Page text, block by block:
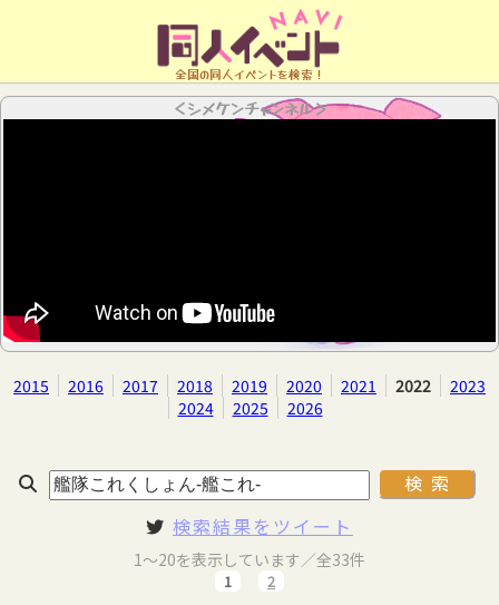
全国の同人イベントを検索！
＜シメケンチャンネル＞
2015 2016 2017 2018 2019 2020 2021 2022
2023
2024
2025 2026
検索結果をツイート
1～20を表示しています／全33件
1 2